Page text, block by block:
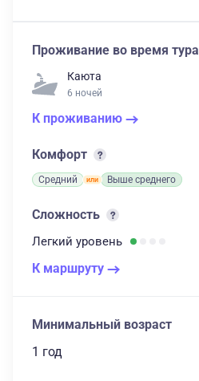
Проживание во время тура
Каюта
6 ночей
К проживанию
Комфорт
Средний Выше среднего
Сложность
Легкий уровень
К маршруту
Минимальный возраст
1 год